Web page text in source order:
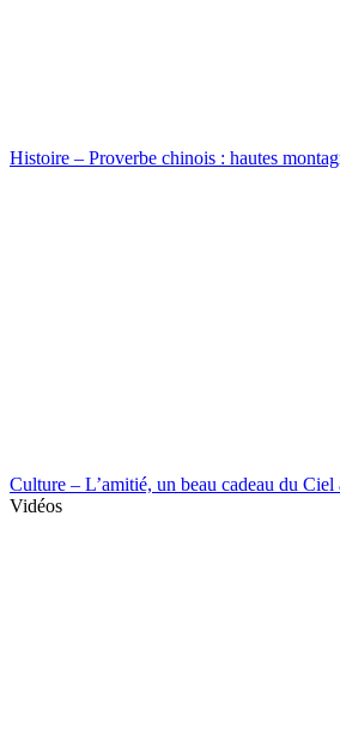
Histoire – Proverbe chinois : hautes
Culture – L’amitié, un beau cadeau du Ciel
Vidéos